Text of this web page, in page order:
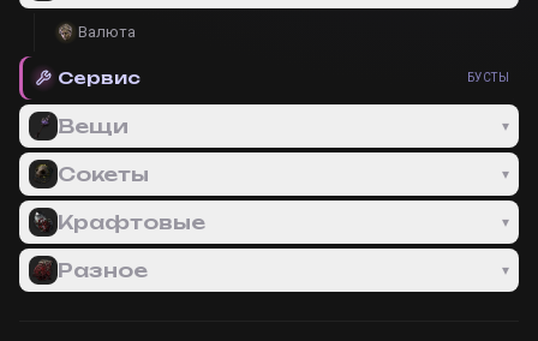
Валюта
Сервис БУСТЫ
Вещи ▾
Сокеты ▾
Крафтовые ▾
Разное ▾